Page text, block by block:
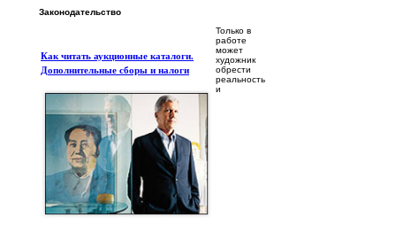
Законодательство
Как читать аукционные каталоги.
Дополнительные сборы и налоги
Только в
работе
может
художник
обрести
реальность
и